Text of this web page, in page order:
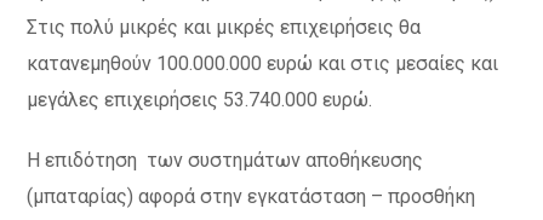
Στις πολύ μικρές και μικρές επιχειρήσεις θα
κατανεμηθούν 100.000.000 ευρώ και στις μεσαίες και
μεγάλες επιχειρήσεις 53.740.000 ευρώ.
Η επιδότηση των συστημάτων αποθήκευσης
(μπαταρίας) αφορά στην εγκατάσταση – προσθήκη